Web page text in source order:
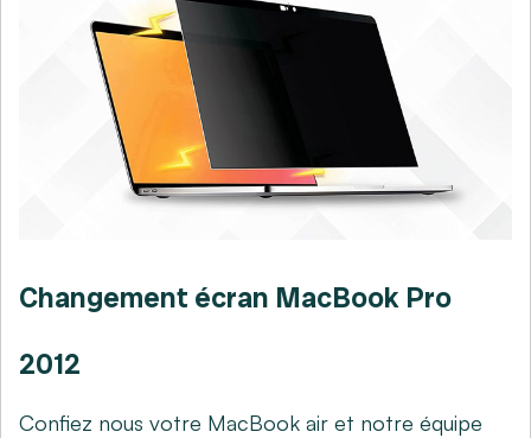
Changement écran MacBook Pro
2012
Confiez nous votre MacBook air et notre équipe